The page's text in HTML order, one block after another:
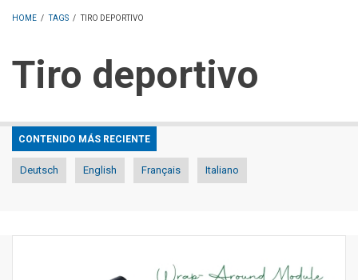
HOME / TAGS / TIRO DEPORTIVO
Tiro deportivo
CONTENIDO MÁS RECIENTE
Deutsch English Français Italiano